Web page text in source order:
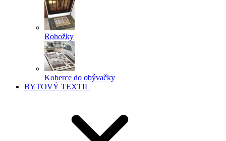
Rohožky
Koberce do obývačky
BYTOVÝ TEXTIL